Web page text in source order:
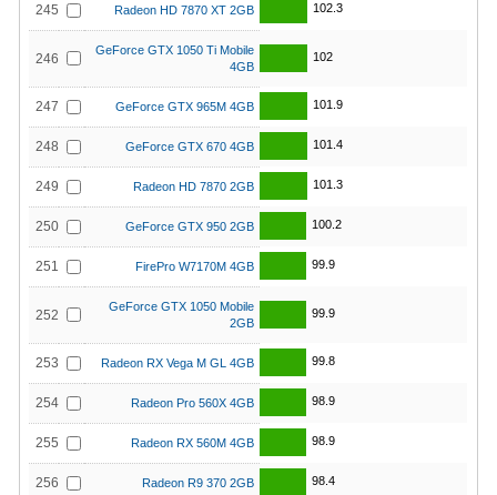
245 Radeon HD 7870 XT 2GB 102.3
246
GeForce GTX 1050 Ti Mobile
4GB
102
247 GeForce GTX 965M 4GB 101.9
248 GeForce GTX 670 4GB 101.4
249 Radeon HD 7870 2GB 101.3
250 GeForce GTX 950 2GB 100.2
251 FirePro W7170M 4GB 99.9
252
GeForce GTX 1050 Mobile
2GB
99.9
253 Radeon RX Vega M GL 4GB 99.8
254 Radeon Pro 560X 4GB 98.9
255 Radeon RX 560M 4GB 98.9
256 Radeon R9 370 2GB 98.4